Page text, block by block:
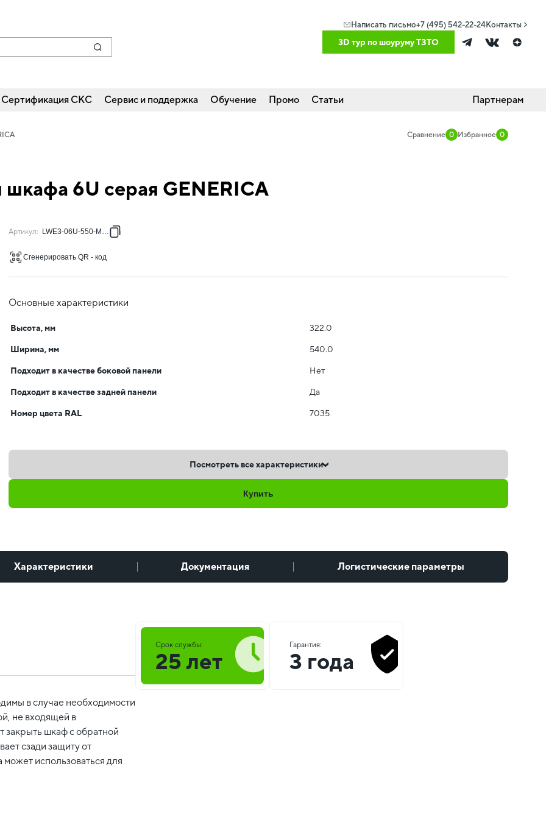
3D тур по шоуруму ТЗТО
Написать письмо+7 (495) 542-22-24Контакты
Сертификация СКС Сервис и поддержка Обучение Промо Статьи Партнерам
Сравнение 0 Избранное 0
шкафа 6U серая GENERICA
Артикул: LWE3-06U-550-MW-G
Сгенерировать QR - код
Основные характеристики
Высота, мм 322.0
Ширина, мм 540.0
Подходит в качестве боковой панели Нет
Подходит в качестве задней панели Да
Номер цвета RAL 7035
Посмотреть все характеристики
Купить
Характеристики Документация Логистические параметры
в случае необходимости
не входящей в
закрыть шкаф с обратной
сзади защиту от
может использоваться для
Срок службы:
25 лет
Гарантия:
3 года